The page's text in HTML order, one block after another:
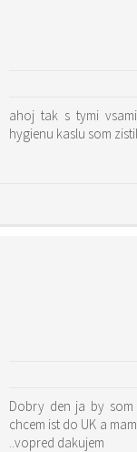
ahoj tak s tymi
hygienu kaslu som
Dobry den ja by
chcem ist do UK a
..vopred dakujem